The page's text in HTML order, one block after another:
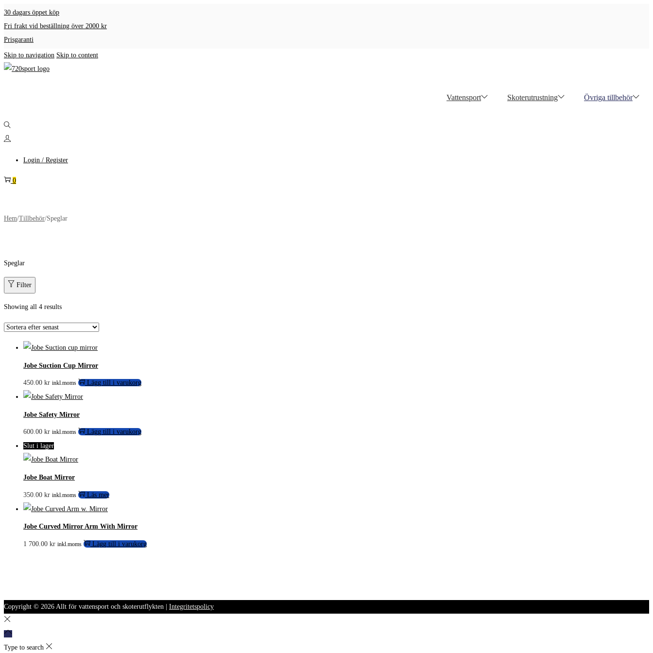
30 dagars öppet köp
Fri frakt vid beställning över 2000 kr
Prisgaranti
Skip to navigation Skip to content
Vattensport Skoterutrustning Övriga tillbehör
Login / Register
0
Hem/Tillbehör/Speglar
Speglar
Filter
Showing all 4 results
Jobe Suction Cup Mirror
450.00 kr inkl.moms Lägg till i varukorg
Jobe Safety Mirror
600.00 kr inkl.moms
Lägg till i varukorg
Slut i lager
Jobe Boat Mirror
350.00 kr inkl.moms Läs mer
Jobe Curved Mirror Arm With Mirror
1 700.00 kr inkl.moms Lägg till i varukorg
Copyright © 2026 Allt för vattensport och skoterutflykten Integritetspolicy
Type to search